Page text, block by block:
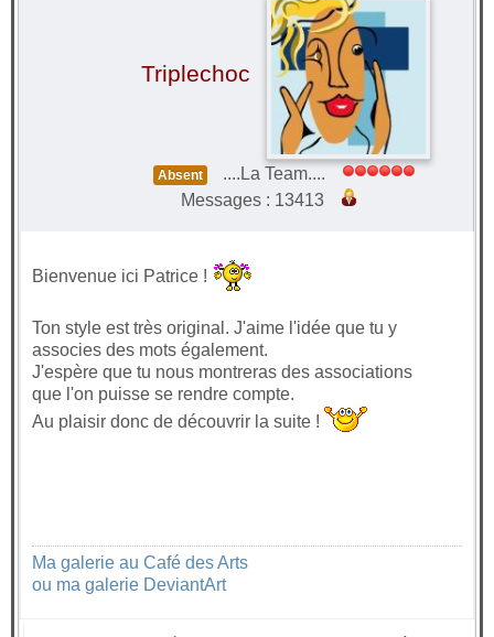
Triplechoc
Absent
....La Team....
Messages : 13413
Bienvenue ici Patrice !
Ton style est très original. J'aime l'idée que tu y
associes des mots également.
J'espère que tu nous montreras des associations
que l'on puisse se rendre compte.
Au plaisir donc de découvrir la suite !
Ma galerie au Café des Arts
ou ma galerie DeviantArt